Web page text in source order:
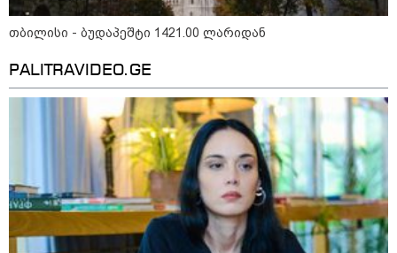
11:36 / 08-08-2026
წელიწადნახევარში საქართველოში 164
ადამიანი დაიკარგა - 57 პირს ამ დრომდე
ეძებენ
თბილისი - ბუდაპეშტი 1421.00 ლარიდან
PALITRAVIDEO.GE